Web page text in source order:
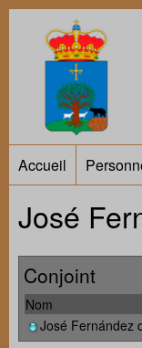
Accueil
José
Conjoint
Nom
José Fernández